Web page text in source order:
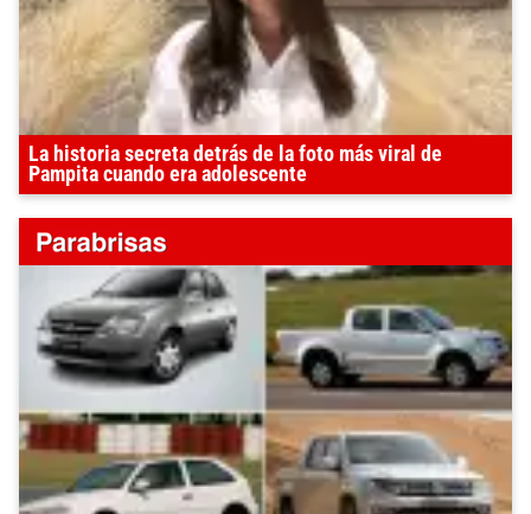
La historia secreta detrás de la foto más viral de
Pampita cuando era adolescente